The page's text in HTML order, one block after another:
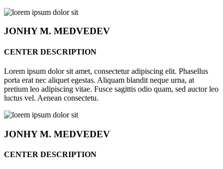
JONHYM. MEDVEDEV
CENTER DESCRIPTION
Lorem ipsum dolor sit amet, consectetur adipiscing elit. Phasellus
porta erat nec aliquet egestas. Aliquam blandit neque urna, at
pretium leo adipiscing vitae. Fusce sagittis odio quam, sed auctor leo
luctus vel. Aenean consectetu.
JONHYM. MEDVEDEV
CENTER DESCRIPTION